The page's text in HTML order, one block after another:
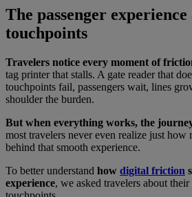
The passenger
touchpoints
Travelers notice every moment of
tag printer that stalls. A gate reader that
touchpoints fail, passengers wait, lines
shoulder the burden.
But when everything works, the
most travelers never even realize just how
behind that smooth experience.
To better understand how digital friction
experience, we asked travelers about